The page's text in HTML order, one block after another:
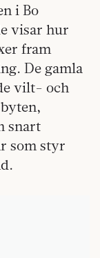
i Bo
visar hur
fram
De gamla
vilt- och
snart
som styr